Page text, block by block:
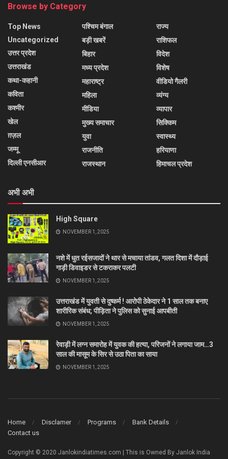
Browse by Category
Top News
Uncategorized
उत्तर प्रदेश
उत्तराखंड
कथा-कहानी
कविता
कश्मीर
खेल
ग़ज़ल
जम्मू
दिल्ली एनसीआर
पश्चिम बंगाल
बड़ी खबरें
बिहार
मध्य प्रदेश
महाराष्ट्र
महिला
मीडिया
मुख्य समाचार
युवा
राजनीति
राजस्थान
राज्य
राशिफल
विदेश
विशेष
वीडियो गैलरी
व्यंग्य
व्यापार
सिक्किम
स्वास्थ्य
हरियाणा
हिमाचल प्रदेश
अभी अभी
High Square
NOVEMBER 1, 2025
नशे में धुत रईसजादों ने थार से मचाया तांडव, गलत दिशा में दौड़ाई
गाड़ी डिवाइडर से टकराकर पलटी
NOVEMBER 1, 2025
उत्तराखंड में युवती से दुष्कर्म ! आरोपी ठेकेदार ने 1 साल तक बनाए
शारीरिक संबंध; पीड़िता ने पुलिस को सुनाई आपबीती
NOVEMBER 1, 2025
रेवाड़ी में लग्न समारोह में युवक की हत्या, परिजनों ने लगाया जाम…3
साल की मासूम के सिर से उठा पिता का साया
NOVEMBER 1, 2025
Home Disclamer Programs
Bank Details
Contact us
Copyright © 2020 Janlokindiatimes.com | This is Owned By Janlok India